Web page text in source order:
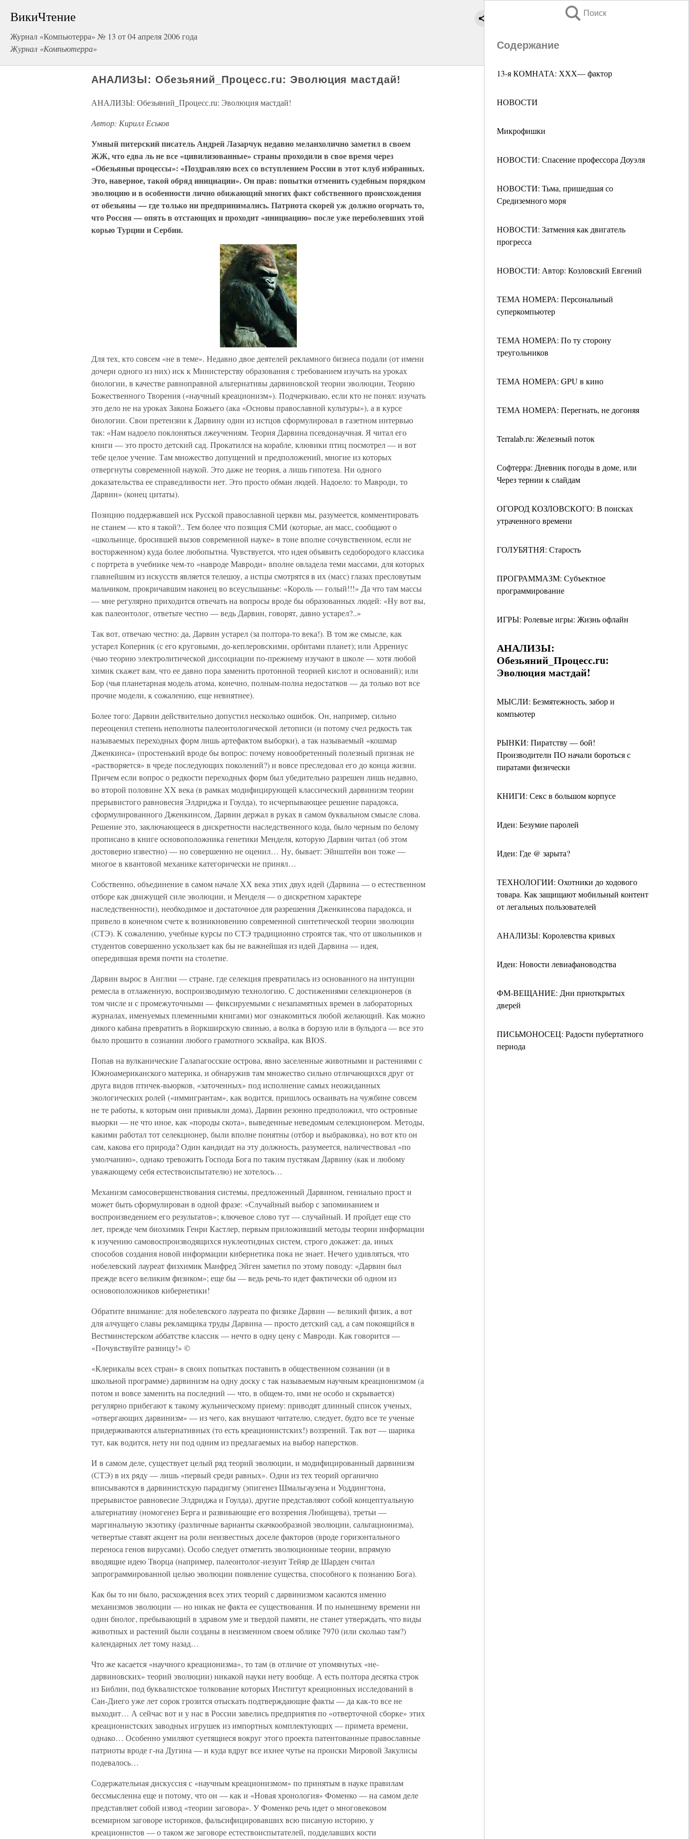
ВикиЧтение
Журнал «Компьютерра» № 13 от 04 апреля 2006 года
Журнал «Компьютерра»
Поиск
Содержание
13-я КОМНАТА: ХХХ— фактор
НОВОСТИ
Микрофишки
НОВОСТИ: Спасение профессора Доуэля
НОВОСТИ: Тьма, пришедшая со
Средиземного моря
НОВОСТИ: Затмения как двигатель
прогресса
НОВОСТИ: Автор: Козловский Евгений
ТЕМА НОМЕРА: Персональный
суперкомпьютер
ТЕМА НОМЕРА: По ту сторону
треугольников
ТЕМА НОМЕРА: GPU в кино
ТЕМА НОМЕРА: Перегнать, не догоняя
Terralab.ru: Железный поток
Софтерра: Дневник погоды в доме, или
Через тернии к слайдам
ОГОРОД КОЗЛОВСКОГО: В поисках
утраченного времени
ГОЛУБЯТНЯ: Старость
ПРОГРАММАЗМ: Субъектное
программирование
ИГРЫ: Ролевые игры: Жизнь офлайн
АНАЛИЗЫ:
Обезьяний_Процесс.ru:
Эволюция мастдай!
МЫСЛИ: Безмятежность, забор и
компьютер
РЫНКИ: Пиратству — бой!
Производители ПО начали бороться с
пиратами физически
КНИГИ: Секс в большом корпусе
Идеи: Безумие паролей
Идеи: Где @ зарыта?
ТЕХНОЛОГИИ: Охотники до ходового
товара. Как защищают мобильный контент
от легальных пользователей
АНАЛИЗЫ: Королевства кривых
Идеи: Новости левиафановодства
ФМ-ВЕЩАНИЕ: Дни приоткрытых
дверей
ПИСЬМОНОСЕЦ: Радости пубертатного
периода
АНАЛИЗЫ: Обезьяний_Процесс.ru: Эволюция мастдай!
АНАЛИЗЫ: Обезьяний_Процесс.ru: Эволюция мастдай!
Автор: Кирилл Еськов
Умный питерский писатель Андрей Лазарчук недавно меланхолично заметил в своем
ЖЖ, что едва ль не все «цивилизованные» страны проходили в свое время через
«Обезьяньи процессы»: «Поздравляю всех со вступлением России в этот клуб избранных.
Это, наверное, такой обряд инициации». Он прав: попытки отменить судебным порядком
эволюцию и в особенности лично обижающий многих факт собственного происхождения
от обезьяны — где только ни предпринимались. Патриота скорей уж должно огорчать то,
что Россия — опять в отстающих и проходит «инициацию» после уже переболевших этой
корью Турции и Сербии.
Для тех, кто совсем «не в теме». Недавно двое деятелей рекламного бизнеса подали (от имени
дочери одного из них) иск к Министерству образования с требованием изучать на уроках
биологии, в качестве равноправной альтернативы дарвиновской теории эволюции, Теорию
Божественного Творения («научный креационизм»). Подчеркиваю, если кто не понял: изучать
это дело не на уроках Закона Божьего (ака «Основы православной культуры»), а в курсе
биологии. Свои претензии к Дарвину один из истцов сформулировал в газетном интервью
так: «Нам надоело поклоняться лжеучениям. Теория Дарвина псевдонаучная. Я читал его
книги — это просто детский сад. Прокатился на корабле, клювики птиц посмотрел — и вот
тебе целое учение. Там множество допущений и предположений, многие из которых
отвергнуты современной наукой. Это даже не теория, а лишь гипотеза. Ни одного
доказательства ее справедливости нет. Это просто обман людей. Надоело: то Мавроди, то
Дарвин» (конец цитаты).
Позицию поддержавшей иск Русской православной церкви мы, разумеется, комментировать
не станем — кто я такой?.. Тем более что позиция СМИ (которые, ан масс, сообщают о
«школьнице, бросившей вызов современной науке» в тоне вполне сочувственном, если не
восторженном) куда более любопытна. Чувствуется, что идея объявить седобородого классика
с портрета в учебнике чем-то «навроде Мавроди» вполне овладела теми массами, для которых
главнейшим из искусств является телешоу, а истцы смотрятся в их (масс) глазах пресловутым
мальчиком, прокричавшим наконец во всеуслышанье: «Король — голый!!!» Да что там массы
— мне регулярно приходится отвечать на вопросы вроде бы образованных людей: «Ну вот вы,
как палеонтолог, ответьте честно — ведь Дарвин, говорят, давно устарел?..»
Так вот, отвечаю честно: да, Дарвин устарел (за полтора-то века!). В том же смысле, как
устарел Коперник (с его круговыми, до-кеплеровскими, орбитами планет); или Аррениус
(чью теорию электролитической диссоциации по-прежнему изучают в школе — хотя любой
химик скажет вам, что ее давно пора заменить протонной теорией кислот и оснований); или
Бор (чья планетарная модель атома, конечно, полным-полна недостатков — да только вот все
прочие модели, к сожалению, еще невнятнее).
Более того: Дарвин действительно допустил несколько ошибок. Он, например, сильно
переоценил степень неполноты палеонтологической летописи (и потому счел редкость так
называемых переходных форм лишь артефактом выборки), а так называемый «кошмар
Дженкинса» (простенький вроде бы вопрос: почему новообретенный полезный признак не
«растворяется» в чреде последующих поколений?) и вовсе преследовал его до конца жизни.
Причем если вопрос о редкости переходных форм был убедительно разрешен лишь недавно,
во второй половине XX века (в рамках модифицирующей классический дарвинизм теории
прерывистого равновесия Элдриджа и Гоулда), то исчерпывающее решение парадокса,
сформулированного Дженкинсом, Дарвин держал в руках в самом буквальном смысле слова.
Решение это, заключающееся в дискретности наследственного кода, было черным по белому
прописано в книге основоположника генетики Менделя, которую Дарвин читал (об этом
достоверно известно) — но совершенно не оценил… Ну, бывает: Эйнштейн вон тоже —
многое в квантовой механике категорически не принял…
Собственно, объединение в самом начале ХХ века этих двух идей (Дарвина — о естественном
отборе как движущей силе эволюции, и Менделя — о дискретном характере
наследственности), необходимое и достаточное для разрешения Дженкинсова парадокса, и
привело в конечном счете к возникновению современной синтетической теории эволюции
(СТЭ). К сожалению, учебные курсы по СТЭ традиционно строятся так, что от школьников и
студентов совершенно ускользает как бы не важнейшая из идей Дарвина — идея,
опередившая время почти на столетие.
Дарвин вырос в Англии — стране, где селекция превратилась из основанного на интуиции
ремесла в отлаженную, воспроизводимую технологию. С достижениями селекционеров (в
том числе и с промежуточными — фиксируемыми с незапамятных времен в лабораторных
журналах, именуемых племенными книгами) мог ознакомиться любой желающий. Как можно
дикого кабана превратить в йоркширскую свинью, а волка в борзую или в бульдога — все это
было прошито в сознании любого грамотного эсквайра, как BIOS.
Попав на вулканические Галапагосские острова, явно заселенные животными и растениями с
Южноамериканского материка, и обнаружив там множество сильно отличающихся друг от
друга видов птичек-вьюрков, «заточенных» под исполнение самых неожиданных
экологических ролей («иммигрантам», как водится, пришлось осваивать на чужбине совсем
не те работы, к которым они привыкли дома), Дарвин резонно предположил, что островные
вьюрки — не что иное, как «породы скота», выведенные неведомым селекционером. Методы,
какими работал тот селекционер, были вполне понятны (отбор и выбраковка), но вот кто он
сам, какова его природа? Один кандидат на эту должность, разумеется, наличествовал «по
умолчанию», однако тревожить Господа Бога по таким пустякам Дарвину (как и любому
уважающему себя естествоиспытателю) не хотелось…
Механизм самосовершенствования системы, предложенный Дарвином, гениально прост и
может быть сформулирован в одной фразе: «Случайный выбор с запоминанием и
воспроизведением его результатов»; ключевое слово тут — случайный. И пройдет еще сто
лет, прежде чем биохимик Генри Кастлер, первым приложивший методы теории информации
к изучению самовоспроизводящихся нуклеотидных систем, строго докажет: да, иных
способов создания новой информации кибернетика пока не знает. Нечего удивляться, что
нобелевский лауреат физхимик Манфред Эйген заметил по этому поводу: «Дарвин был
прежде всего великим физиком»; еще бы — ведь речь-то идет фактически об одном из
основоположников кибернетики!
Обратите внимание: для нобелевского лауреата по физике Дарвин — великий физик, а вот
для алчущего славы рекламщика труды Дарвина — просто детский сад, а сам покоящийся в
Вестминстерском аббатстве классик — нечто в одну цену с Мавроди. Как говорится —
«Почувствуйте разницу!» ©
«Клерикалы всех стран» в своих попытках поставить в общественном сознании (и в
школьной программе) дарвинизм на одну доску с так называемым научным креационизмом (а
потом и вовсе заменить на последний — что, в общем-то, ими не особо и скрывается)
регулярно прибегают к такому жульническому приему: приводят длинный список ученых,
«отвергающих дарвинизм» — из чего, как внушают читателю, следует, будто все те ученые
придерживаются альтернативных (то есть креационистских!) воззрений. Так вот — шарика
тут, как водится, нету ни под одним из предлагаемых на выбор наперстков.
И в самом деле, существует целый ряд теорий эволюции, и модифицированный дарвинизм
(СТЭ) в их ряду — лишь «первый среди равных». Одни из тех теорий органично
вписываются в дарвинистскую парадигму (эпигенез Шмальгаузена и Уоддингтона,
прерывистое равновесие Элдриджа и Гоулда), другие представляют собой концептуальную
альтернативу (номогенез Берга и развивающие его воззрения Любищева), третьи —
маргинальную экзотику (различные варианты скачкообразной эволюции, сальтационизма),
четвертые ставят акцент на роли неизвестных доселе факторов (вроде горизонтального
переноса генов вирусами). Особо следует отметить эволюционные теории, впрямую
вводящие идею Творца (например, палеонтолог-иезуит Тейяр де Шарден считал
запрограммированной целью эволюции появление существа, способного к познанию Бога).
Как бы то ни было, расхождения всех этих теорий с дарвинизмом касаются именно
механизмов эволюции — но никак не факта ее существования. И по нынешнему времени ни
один биолог, пребывающий в здравом уме и твердой памяти, не станет утверждать, что виды
животных и растений были созданы в неизменном своем облике 7970 (или сколько там?)
календарных лет тому назад…
Что же касается «научного креационизма», то там (в отличие от упомянутых «не-
дарвиновских» теорий эволюции) никакой науки нету вообще. А есть полтора десятка строк
из Библии, под буквалистское толкование которых Институт креационных исследований в
Сан-Диего уже лет сорок грозится отыскать подтверждающие факты — да как-то все не
выходит… А сейчас вот и у нас в России завелись предприятия по «отверточной сборке» этих
креационистских заводных игрушек из импортных комплектующих — примета времени,
однако… Особенно умиляют суетящиеся вокруг этого проекта патентованные православные
патриоты вроде г-на Дугина — и куда вдруг все ихнее чутье на происки Мировой Закулисы
подевалось…
Содержательная дискуссия с «научным креационизмом» по принятым в науке правилам
бессмысленна еще и потому, что он — как и «Новая хронология» Фоменко — на самом деле
представляет собой извод «теории заговора». У Фоменко речь идет о многовековом
всемирном заговоре историков, фальсифицировавших всю писаную историю, у
креационистов — о таком же заговоре естествоиспытателей, подделавших кости